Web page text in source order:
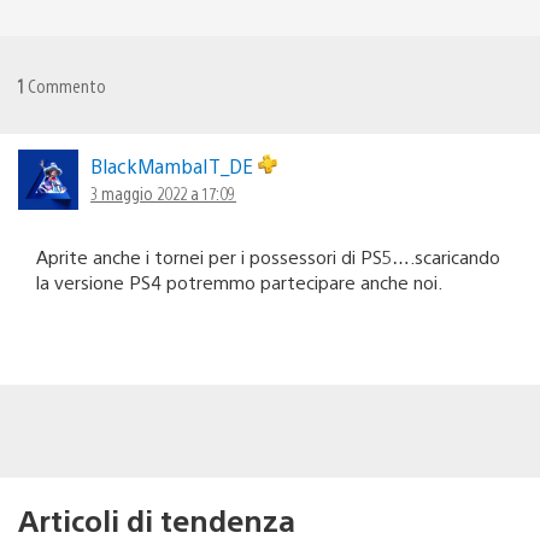
1 Commento
BlackMambaIT_DE
3 maggio 2022 a 17:09
Aprite anche i tornei per i possessori di PS5….scaricando
la versione PS4 potremmo partecipare anche noi.
Articoli di tendenza